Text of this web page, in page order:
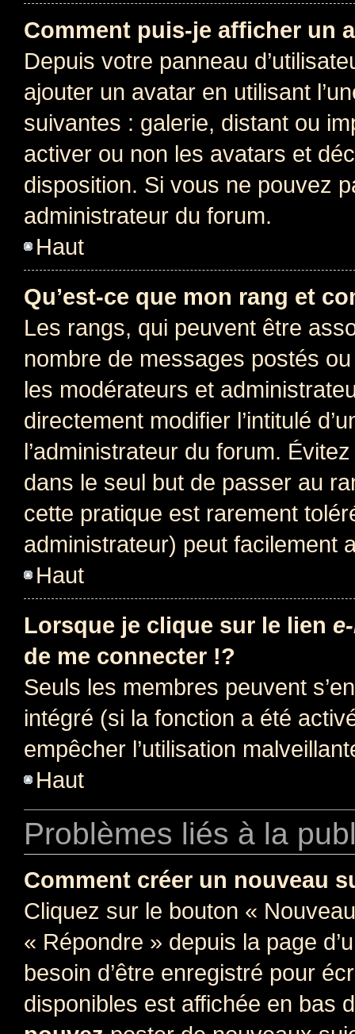
Comment puis-je afficher un
Depuis votre panneau
ajouter un avatar en utilisant
suivantes : galerie, distant ou
activer ou non les avatars et
disposition. Si vous ne pouvez
administrateur du forum.
Haut
Qu’est-ce que mon rang et
Les rangs, qui peuvent être
nombre de messages postés
les modérateurs et
directement modifier l’intitulé
l’administrateur du forum.
dans le seul but de passer au
cette pratique est rarement
administrateur) peut facilement
Haut
Lorsque je clique sur le lien
de me connecter !?
Seuls les membres peuvent
intégré (si la fonction a été
empêcher l’utilisation
Haut
Problèmes liés à la
Comment créer un nouveau
Cliquez sur le bouton «
« Répondre » depuis la page
besoin d’être enregistré pour
disponibles est affichée en bas